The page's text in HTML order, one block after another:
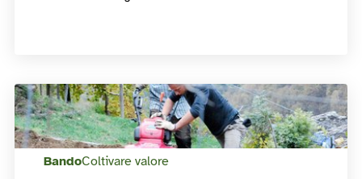
BandoColtivare valore